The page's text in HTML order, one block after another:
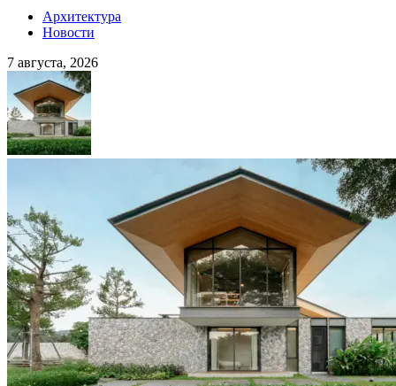
Архитектура
Новости
7 августа, 2026